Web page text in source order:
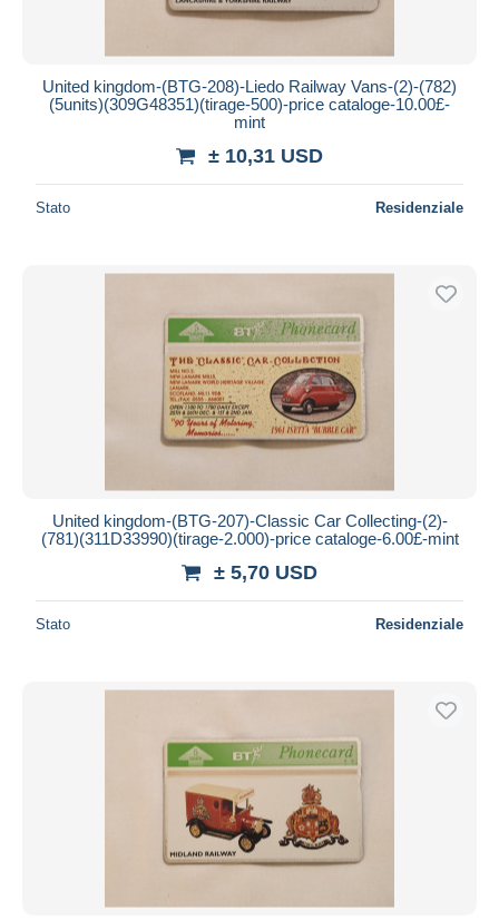
United kingdom-(BTG-208)-Liedo Railway Vans-(2)-(782)
(5units)(309G48351)(tirage-500)-price cataloge-10.00£-
mint
± 10,31 USD
Stato Residenziale
United kingdom-(BTG-207)-Classic Car Collecting-(2)-
(781)(311D33990)(tirage-2.000)-price cataloge-6.00£-mint
± 5,70 USD
Stato Residenziale